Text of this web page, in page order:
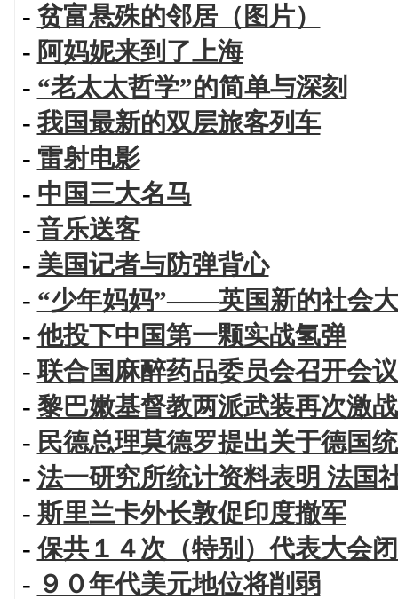
- 贫富悬殊的邻居（图片）
- 阿妈妮来到了上海
- “老太太哲学”的简单与深刻
- 我国最新的双层旅客列车
- 雷射电影
- 中国三大名马
- 音乐送客
- 美国记者与防弹背心
- “少年妈妈”——英国新的社会
-他投下中国第一颗实战氢弹
-联合国麻醉药品委员会召开会
- 黎巴嫩基督教两派武装再次激
- 民德总理莫德罗提出关于德国
- 法一研究所统计资料表明 法国
- 斯里兰卡外长敦促印度撤军
-保共１４次（特别）代表大会
- ９０年代美元地位将削弱